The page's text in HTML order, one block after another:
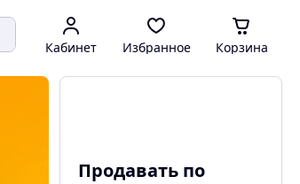
Кабинет Избранное Корзина
Продавать по